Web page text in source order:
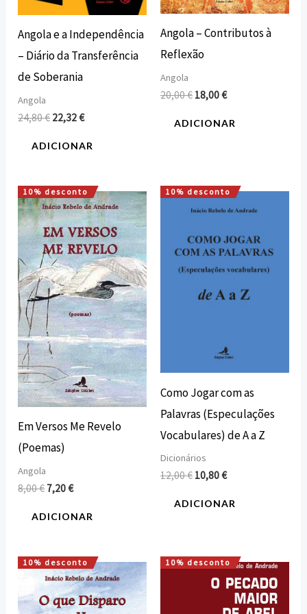
Angola e a Independência
– Diário da Transferência
de Soberania
Angola
24,80€ 22,32€
ADICIONAR
Angola – Contributos à
Reflexão
Angola
20,00€ 18,00€
ADICIONAR
10% desconto
Em Versos Me Revelo
(Poemas)
Angola
8,00€
O
preço
original
era:
8,00 €.
7,20€
O
preço
atual
é:
7,20 €.
ADICIONAR
10% desconto
Como Jogar com as
Palavras (Especulações
Vocabulares) de A a Z
Dicionários
12,00€
O
preço
era:
12,00 €.
10,80€
O
preço
é:
10,80 €.
ADICIONAR
10% desconto
O
preço
original
era:
O
preço
atual
é:
10% desconto
O
preço
O
preço
atual
é: